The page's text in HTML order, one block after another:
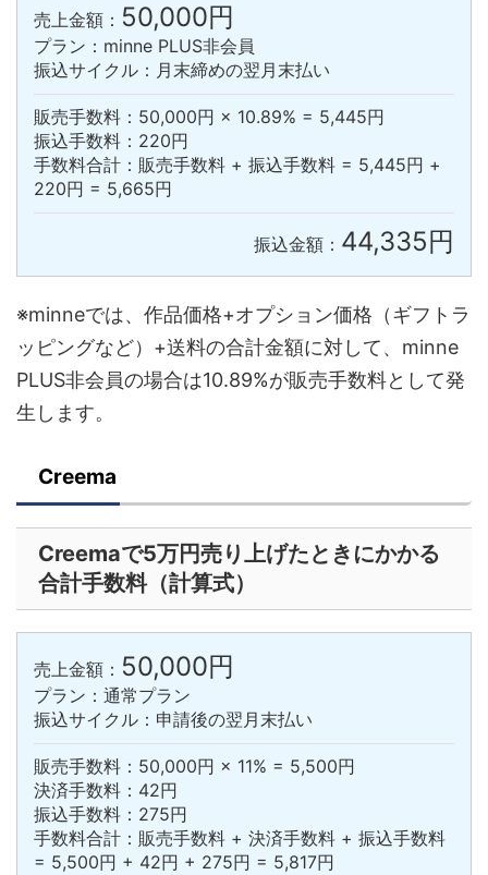
売上金額： 50,000円
プラン：minne PLUS非会員
振込サイクル：月末締めの翌月末払い
販売手数料：50,000円 × 10.89% = 5,445円
振込手数料：220円
手数料合計：販売手数料 + 振込手数料 = 5,445円 +
220円 = 5,665円
振込金額： 44,335円
※minneでは、作品価格+オプション価格（ギフトラ
ッピングなど）+送料の合計金額に対して、minne
PLUS非会員の場合は10.89%が販売手数料として発
生します。
Creema
Creemaで5万円売り上げたときにかかる
合計手数料（計算式）
売上金額： 50,000円
プラン：通常プラン
振込サイクル：申請後の翌月末払い
販売手数料：50,000円 × 11% = 5,500円
決済手数料：42円
振込手数料：275円
手数料合計：販売手数料 + 決済手数料 + 振込手数料
= 5,500円 + 42円 + 275円 = 5,817円